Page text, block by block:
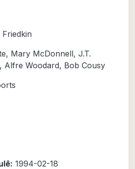
Friedkin
, Mary McDonnell, J.T.
, Alfre Woodard, Bob Cousy
1994-02-18